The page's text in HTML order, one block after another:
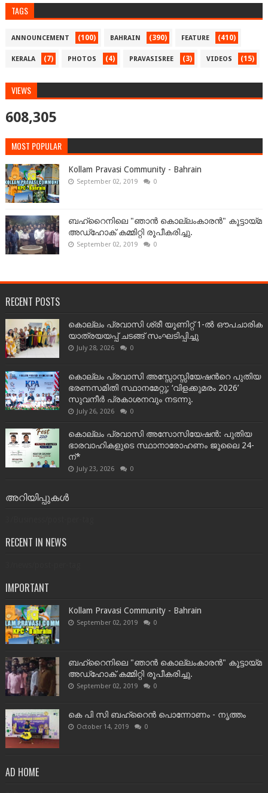
TAGS
ANNOUNCEMENT (100) BAHRAIN (390) FEATURE (410)
KERALA (7) PHOTOS (4) PRAVASISREE (3) VIDEOS (15)
VIEWS
608,305
MOST POPULAR
Kollam Pravasi Community - Bahrain
September 02, 2019 0
ബഹ്‌റൈനിലെ "ഞാൻ കൊല്ലംകാരൻ" കൂട്ടായ്‌മ
അഡ്‌ഹോക് കമ്മിറ്റി രൂപീകരിച്ചു.
September 02, 2019 0
RECENT POSTS
കൊല്ലം പ്രവാസി ശ്രീ യൂണിറ്റ് 1-ൽ ഔപചാരിക
യാത്രയയപ്പ് ചടങ്ങ് സംഘടിപ്പിച്ചു
July 28, 2026 0
കൊല്ലം പ്രവാസി അസ്സോസ്സിയേഷന്‍റെ പുതിയ
ഭരണസമിതി സ്ഥാനമേറ്റു; ‘വിളക്കുമരം 2026’
സുവനീർ പ്രകാശനവും നടന്നു.
July 26, 2026 0
കൊല്ലം പ്രവാസി അസോസിയേഷൻ: പുതിയ
ഭാരവാഹികളുടെ സ്ഥാനാരോഹണം ജൂലൈ 24-
ന്*
July 23, 2026 0
അറിയിപ്പുകൾ
RECENT IN NEWS
IMPORTANT
Kollam Pravasi Community - Bahrain
September 02, 2019 0
ബഹ്‌റൈനിലെ "ഞാൻ കൊല്ലംകാരൻ" കൂട്ടായ്‌മ
അഡ്‌ഹോക് കമ്മിറ്റി രൂപീകരിച്ചു.
September 02, 2019 0
കെ പി സി ബഹ്‌റൈൻ പൊന്നോണം - നൃത്തം
October 14, 2019 0
AD HOME